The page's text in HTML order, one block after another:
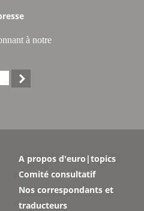
à notre

A propos d'euro|topics
Comité consultatif
Nos correspondants et
traducteurs